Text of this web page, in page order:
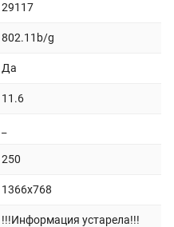
29117
802.11b/g
Да
11.6
250
1366x768
!!!Информация устарела!!!